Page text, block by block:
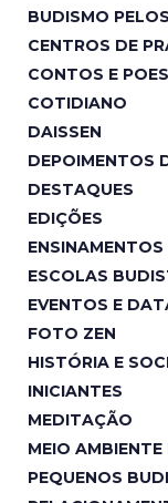
BUDISMO
CENTROS DE
CONTOS E
COTIDIANO
DAISSEN
DEPOIMENTOS
DESTAQUES
EDIÇÕES
ESCOLAS
EVENTOS E
FOTO ZEN
HISTÓRIA E
INICIANTES
MEDITAÇÃO
MEIO AMBIENTE
PEQUENOS